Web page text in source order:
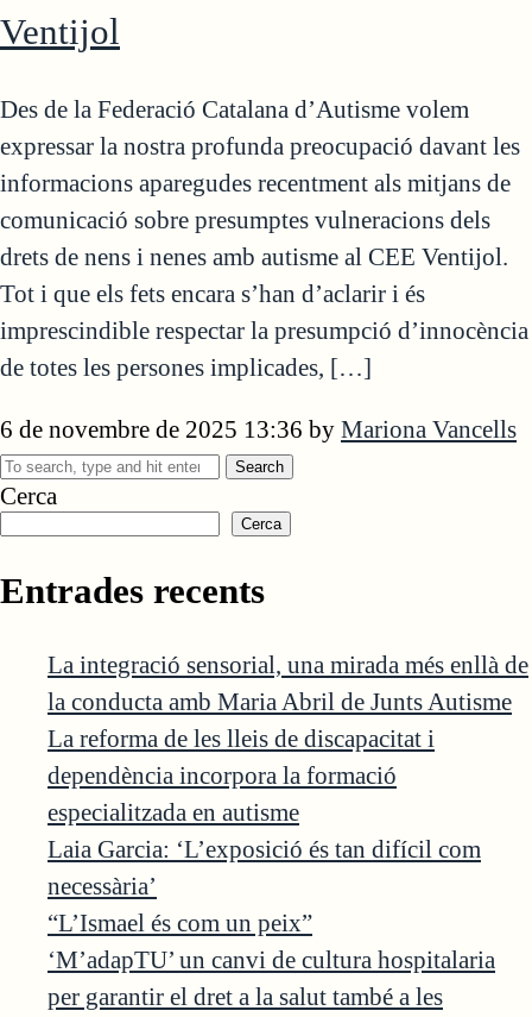
Ventijol
Des de la Federació Catalana d’Autisme volem
expressar la nostra profunda preocupació davant les
informacions aparegudes recentment als mitjans de
comunicació sobre presumptes vulneracions dels
drets de nens i nenes amb autisme al CEE Ventijol.
Tot i que els fets encara s’han d’aclarir i és
imprescindible respectar la presumpció d’innocència
de totes les persones implicades, […]
6 de novembre de 2025 13:36 by Mariona Vancells
Search
Cerca
Cerca
Entrades recents
La integració sensorial, una mirada més enllà de
la conducta amb Maria Abril de Junts Autisme
La reforma de les lleis de discapacitat i
dependència incorpora la formació
especialitzada en autisme
Laia Garcia: ‘L’exposició és tan difícil com
necessària’
“L’Ismael és com un peix”
‘M’adapTU’ un canvi de cultura hospitalaria
per garantir el dret a la salut també a les